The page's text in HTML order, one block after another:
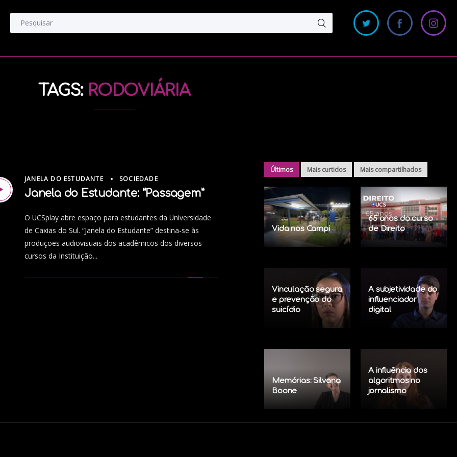
TAGS: RODOVIÁRIA
JANELA DO ESTUDANTE SOCIEDADE
Janela do Estudante: “Passagem”
O UCSplay abre espaço para estudantes da Universidade
de Caxias do Sul. “Janela do Estudante” destina-se às
produções audiovisuais dos acadêmicos dos diversos
cursos da Instituição...
Últimos Mais curtidos Mais compartilhados
Vida nos Campi
65 anos do curso
de Direito
Vinculação segura
e prevenção do
suicídio
A subjetividade do
influenciador
digital
Memórias: Silvana
Boone
A influência dos
algoritmos no
jornalismo